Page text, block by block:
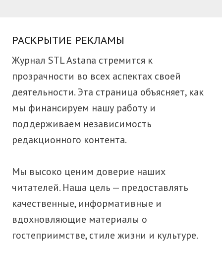
РАСКРЫТИЕ РЕКЛАМЫ
Журнал STL Astana стремится к
прозрачности во всех аспектах своей
деятельности. Эта страница объясняет, как
мы финансируем нашу работу и
поддерживаем независимость
редакционного контента.
Мы высоко ценим доверие наших
читателей. Наша цель — предоставлять
качественные, информативные и
вдохновляющие материалы о
гостеприимстве, стиле жизни и культуре.